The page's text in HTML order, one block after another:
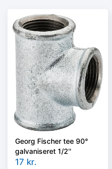
Georg Fischer tee 90°
galvaniseret 1/2''
17 kr.